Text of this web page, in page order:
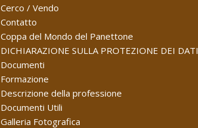
Cerco / Vendo
Contatto
Coppa del Mondo del Panettone
DICHIARAZIONE SULLA PROTEZIONE DEI DATI
Documenti
Formazione
Descrizione della professione
Documenti Utili
Galleria Fotografica